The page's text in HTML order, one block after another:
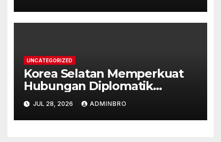
UNCATEGORIZED
Korea Selatan Memperkuat
Hubungan Diplomatik
dengan ASEAN
JUL 28, 2026 ADMINBRO